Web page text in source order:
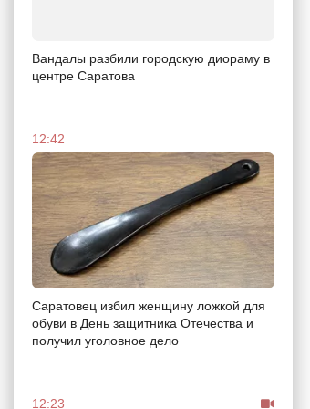
Вандалы разбили городскую диораму в
центре Саратова
12:42
Саратовец избил женщину ложкой для
обуви в День защитника Отечества и
получил уголовное дело
12:23